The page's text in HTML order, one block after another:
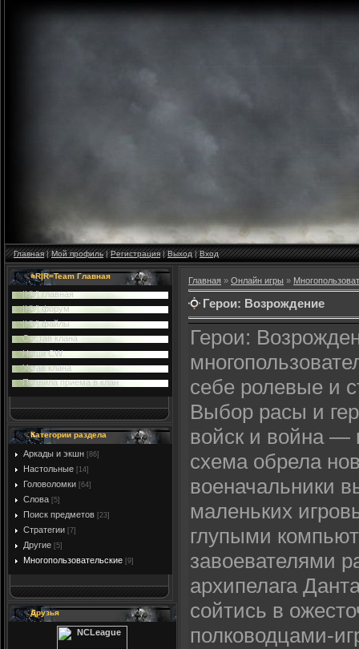
Главная|Мой профиль|Регистрация|Выход|Вход
=R|R=Team Главная
|HV| главная
|HV| форум
|HV| файлы
Cостав клана
Наши CW
Устав клана
Правила приема в клан
Категории раздела
Аркады и экшн [86]
Настольные [14]
Головоломки [64]
Слова [5]
Поиск предметов [23]
Стратегии [7]
Другие [5]
Многопользовательские [9]
Друзья
Главная » Онлайн игры »
Герои: Возрождение
Герои:
себе ролевые и
Выбор расы и
войск и война —
схема обрела
военачальники
маленьких
глупыми
завоевателями
архипелага
сойтись в
полководцами-